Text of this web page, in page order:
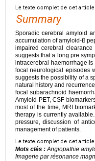
Le texte complet de cet
Summary
Sporadic cerebral amyloid
accumulation of amyloid-ß
impaired cerebral
suggests that a long pre
intracerebral haemorrhage
focal neurological episodes
suggests the possibility of a
natural history and
focal subarachnoid
Amyloid PET, CSF
most of the time, MRI
therapy is currently
pressure, discussion of
management of patients.
Le texte complet de cet
Mots clés :Angiopathie
Imagerie par résonance